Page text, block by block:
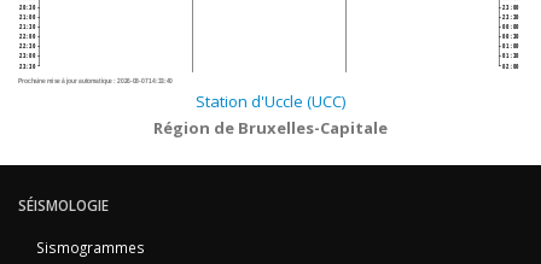
20:30
21:00
21:30
22:00
22:30
23:00
23:30
23:00
23:30
00:00
00:30
01:00
01:30
02:00
Prochaine mise à jour automatique :2026-08-07 14:33:40
Station d'Uccle (UCC)
Région de Bruxelles-Capitale
SÉISMOLOGIE
Sismogrammes